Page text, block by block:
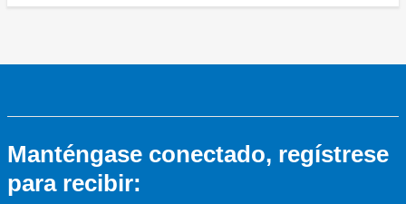
Manténgase conectado, regístrese
para recibir: